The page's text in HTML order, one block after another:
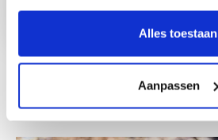
Alles toestaan
Aanpassen
Andere collega's